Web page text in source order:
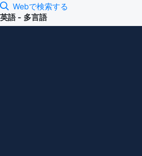
Webで検索する
英語 - 多言語